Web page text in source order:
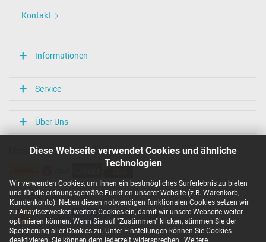
Diese Webseite verwendet Cookies und ähnliche
Technologien
Wir verwenden Cookies, um Ihnen ein bestmögliches Surferlebnis zu bieten
und für die ordnungsgemäße Funktion unserer Website (z.B. Warenkorb,
Kundenkonto). Neben diesen notwendigen funktionalen Cookies setzen wir
zu Anaylsezwecken weitere Cookies ein, damit wir unsere Webseite weiter
optimieren können. Wenn Sie auf "Zustimmen" klicken, stimmen Sie der
Speicherung aller Cookies zu. Unter Einstellungen können Sie Cookies
deaktivieren. Sie können dem jederzeit widersprechen. Weitere
Länge / Breite / Höhe
Weitere Daten
Ja
TÜV Geprüfte Sicherheit
Kategorisierung
Verwendung
Notebook / Laptop
Kontakt
Informationen
Service
Über Uns
Unsere Versandarten
Unsere Zahlarten